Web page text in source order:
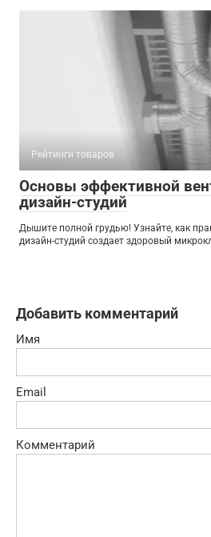
Рейтинги товаров
Основы эффективной
дизайн-студий
Дышите полной грудью! Узнайте, как
дизайн-студий создает здоровый
Добавить комментарий
Имя
Email
Комментарий